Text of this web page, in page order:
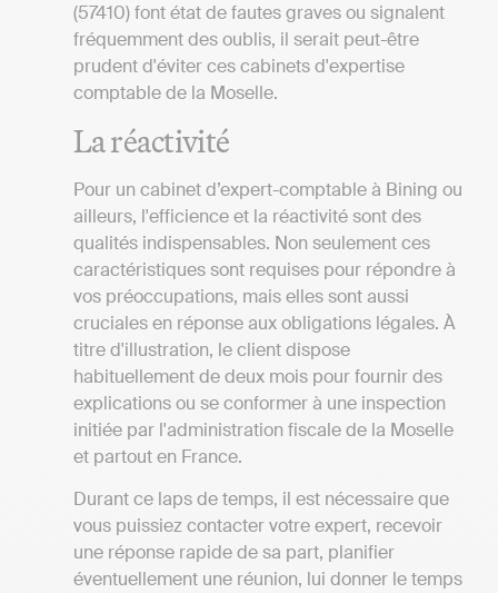
(57410) font état de fautes graves ou signalent
fréquemment des oublis, il serait peut-être
prudent d'éviter ces cabinets d'expertise
comptable de la Moselle.
La réactivité
Pour un cabinet d’expert-comptable à Bining ou
ailleurs, l'efficience et la réactivité sont des
qualités indispensables. Non seulement ces
caractéristiques sont requises pour répondre à
vos préoccupations, mais elles sont aussi
cruciales en réponse aux obligations légales. À
titre d'illustration, le client dispose
habituellement de deux mois pour fournir des
explications ou se conformer à une inspection
initiée par l'administration fiscale de la Moselle
et partout en France.
Durant ce laps de temps, il est nécessaire que
vous puissiez contacter votre expert, recevoir
une réponse rapide de sa part, planifier
éventuellement une réunion, lui donner le temps